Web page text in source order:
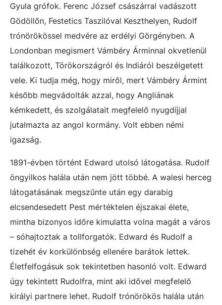
Gyula grófok. Ferenc József császárral vadászott
Gödöllőn, Festetics Taszilóval Keszthelyen, Rudolf
trónörökössel medvére az erdélyi Görgényben. A
Londonban megismert Vámbéry Árminnal okvetlenül
találkozott, Törökországról és Indiáról beszélgetett
vele. Ki tudja még, hogy miről, mert Vámbéry Ármint
később megvádolták azzal, hogy Angliának
kémkedett, és szolgálatait megfelelő nyugdíjjal
jutalmazta az angol kormány. Volt ebben némi
igazság.
1891-évben történt Edward utolsó látogatása. Rudolf
öngyilkos halála után nem jött többé. A walesi herceg
látogatásának megszűnte után egy darabig
elcsendesedett Pest mértéktelen éjszakai élete,
mintha bizonyos időre kimulatta volna magát a város
– sóhajtoztak a tollforgatók. Edward és Rudolf a
tizehét év korkülönbség ellenére barátok lettek.
Életfelfogásuk sok tekintetben hasonló volt. Edward
úgy tekintett Rudolfra, mint aki idővel megfelelő
királyi partnere lehet. Rudolf trónörökös halála után